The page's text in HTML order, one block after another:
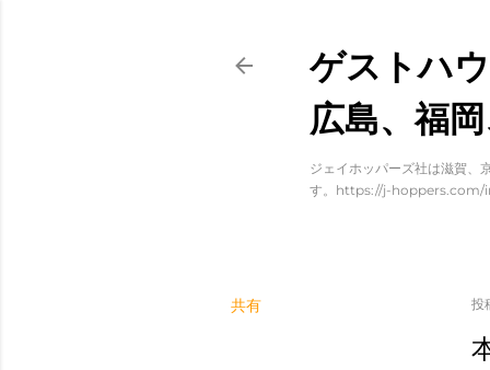
ゲストハ
広島、福
ジェイホッパーズ社は滋賀、
す。https://j-hoppers.com/
共有 投